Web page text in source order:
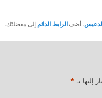
. أضفالرابط الدائم إلى مفضلتّك.
إليها بـ *